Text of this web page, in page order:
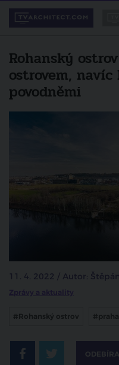
Rohanský
ostrovem,
povodněmi
11. 4. 2022 / Autor:
Zprávy a aktuality
#Rohanský ostrov #praha